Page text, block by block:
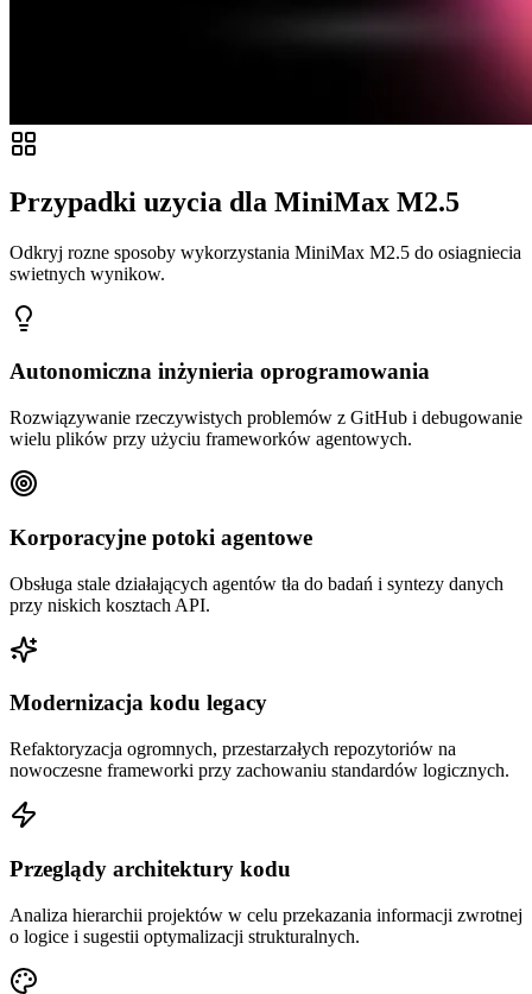
Przypadki uzycia dla MiniMax M2.5
Odkryj rozne sposoby wykorzystania MiniMax M2.5 do osiagniecia
swietnych wynikow.
Autonomiczna inżynieria oprogramowania
Rozwiązywanie rzeczywistych problemów z GitHub i debugowanie
wielu plików przy użyciu frameworków agentowych.
Korporacyjne potoki agentowe
Obsługa stale działających agentów tła do badań i syntezy danych
przy niskich kosztach API.
Modernizacja kodu legacy
Refaktoryzacja ogromnych, przestarzałych repozytoriów na
nowoczesne frameworki przy zachowaniu standardów logicznych.
Przeglądy architektury kodu
Analiza hierarchii projektów w celu przekazania informacji zwrotnej
o logice i sugestii optymalizacji strukturalnych.